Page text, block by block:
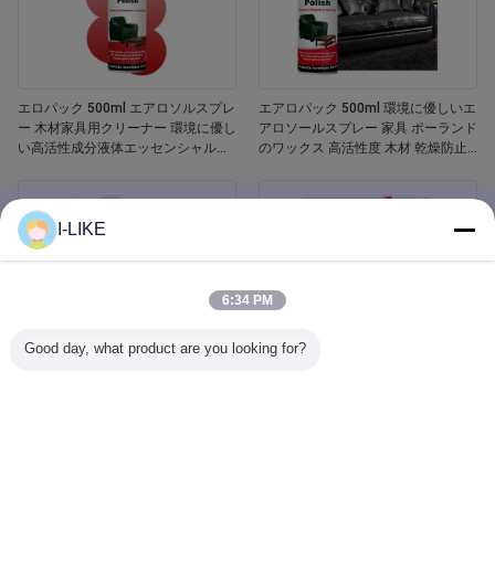
エロパック 500ml エアロソルスプレ
ー 木材家具用クリーナー 環境に優し
い高活性成分液体エッセンシャルオ
エアロパック 500ml 環境に優しいエ
アロソールスプレー 家具 ポーランド
のワックス 高活性度 木材 乾燥防止
I-LIKE
6:34 PM
Good day, what product are you looking for?